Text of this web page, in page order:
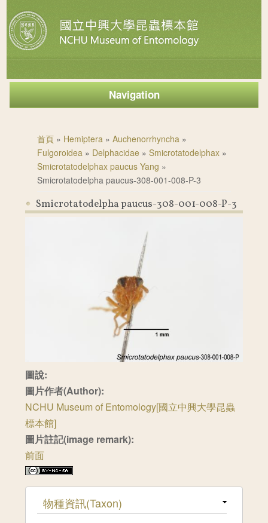
Navigation
首頁 » Hemiptera »Auchenorrhyncha »
Fulgoroidea » Delphacidae »Smicrotatodelphax »
Smicrotatodelphax paucus Yang »
Smicrotatodelpha paucus-308-001-008-P-3
Smicrotatodelpha paucus-308-001-008-P-3
圖說:
圖片作者(Author):
NCHU Museum of Entomology[國立中興大學昆蟲
標本館]
圖片註記(image remark):
前面
隱藏
物種資訊(Taxon)